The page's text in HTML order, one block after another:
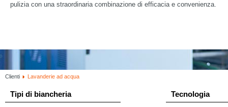
pulizia con una straordinaria combinazione di efficacia e convenienza.
Clienti Lavanderie ad acqua
Tipi di biancheria Tecnologia